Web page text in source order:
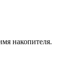
накопителя.